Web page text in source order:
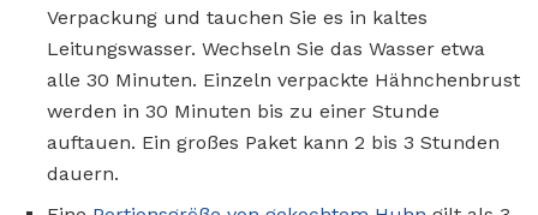
Verpackung und tauchen Sie es in kaltes
Leitungswasser. Wechseln Sie das Wasser etwa
alle 30 Minuten. Einzeln verpackte Hähnchenbrust
werden in 30 Minuten bis zu einer Stunde
auftauen. Ein großes Paket kann 2 bis 3 Stunden
dauern.